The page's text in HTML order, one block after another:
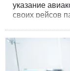
указание
своих рейсов